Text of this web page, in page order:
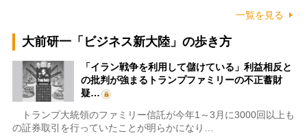
一覧を見る
大前研一「ビジネス新大陸」の歩き方
「イラン戦争を利用して儲けている」利益相反と
の批判が強まるトランプファミリーの不正蓄財
疑…
トランプ大統領のファミリー信託が今年1～3月に3000回以上も
の証券取引を行っていたことが明らかになり…